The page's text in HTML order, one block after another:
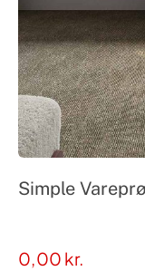
Simple
0,00 kr.